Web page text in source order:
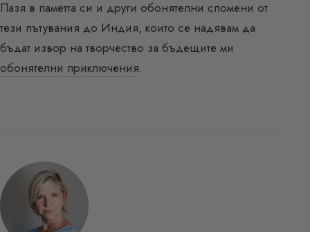
Пазя в паметта си и други обонятелни спомени от
тези пътувания до Индия, които се надявам да
бъдат извор на творчество за бъдещите ми
обонятелни приключения.